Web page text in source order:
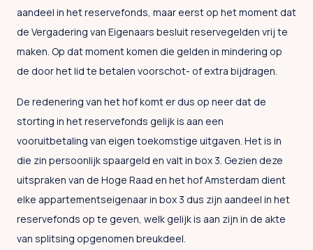
aandeel in het reservefonds, maar eerst op het moment dat
de Vergadering van Eigenaars besluit reservegelden vrij te
maken. Op dat moment komen die gelden in mindering op
de door het lid te betalen voorschot- of extra bijdragen.
De redenering van het hof komt er dus op neer dat de
storting in het reservefonds gelijk is aan een
vooruitbetaling van eigen toekomstige uitgaven. Het is in
die zin persoonlijk spaargeld en valt in box 3. Gezien deze
uitspraken van de Hoge Raad en het hof Amsterdam dient
elke appartementseigenaar in box 3 dus zijn aandeel in het
reservefonds op te geven, welk gelijk is aan zijn in de akte
van splitsing opgenomen breukdeel.